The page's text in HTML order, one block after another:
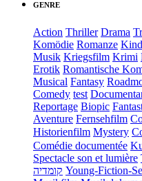
GENRE
Action Thriller Drama
Komödie Romanze
Musik Kriegsfilm Krimi
Erotik Romantische
Musical Fantasy
Comedy test
Reportage Biopic
Aventure Fernsehfilm
Historienfilm Mystery
Comédie documentée
Spectacle son et lumière
קומדיה Young-Fiction-